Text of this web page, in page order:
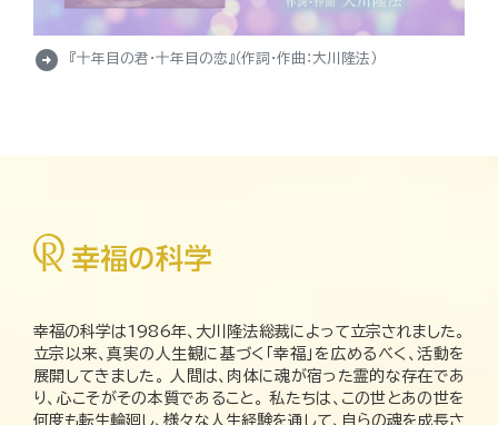
arrow_circle_right 『十年目の君・十年目の恋』（作詞・作曲：大川隆法）
幸福の科学は1986年、大川隆法総裁によって立宗されました。
立宗以来、真実の人生観に基づく「幸福」を広めるべく、活動を
展開してきました。 人間は、肉体に魂が宿った霊的な存在であ
り、心こそがその本質であること。 私たちは、この世とあの世を
何度も転生輪廻し、様々な人生経験を通して、自らの魂を成長さ